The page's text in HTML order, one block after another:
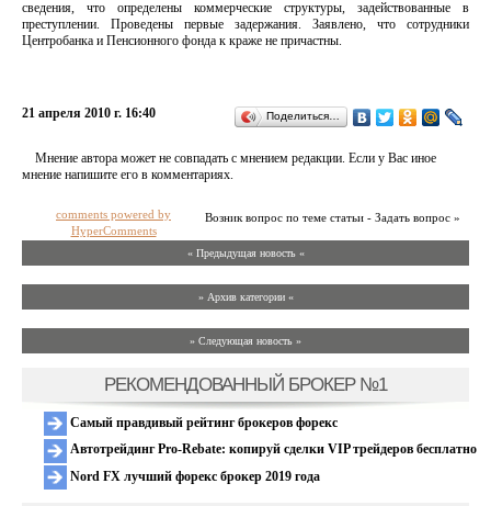
сведения, что определены коммерческие структуры, задействованные в
преступлении. Проведены первые задержания. Заявлено, что сотрудники
Центробанка и Пенсионного фонда к краже не причастны.
21 апреля 2010 г. 16:40 Поделиться…
Мнение автора может не совпадать с мнением редакции. Если у Вас иное
мнение напишите его в комментариях.
Возник вопрос по теме статьи - Задать вопрос »
comments powered by
HyperComments
« Предыдущая новость «
» Архив категории «
» Следующая новость »
РЕКОМЕНДОВАННЫЙ БРОКЕР №1
Самый правдивый рейтинг брокеров форекс
Автотрейдинг Pro-Rebate: копируй сделки VIP трейдеров бесплатно
Nord FX лучший форекс брокер 2019 года